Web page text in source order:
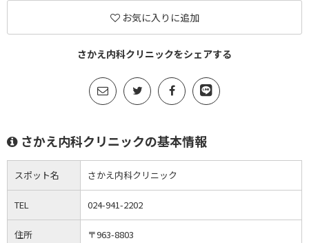
お気に入りに追加
さかえ内科クリニックをシェアする
さかえ内科クリニックの基本情報
スポット名 さかえ内科クリニック
TEL 024-941-2202
住所
〒963-8803